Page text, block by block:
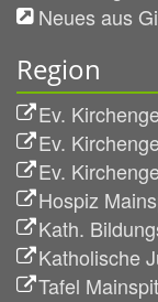
Neues aus
Region
Ev.
Ev.
Ev.
Hospiz
Kath.
Katholische
Tafel